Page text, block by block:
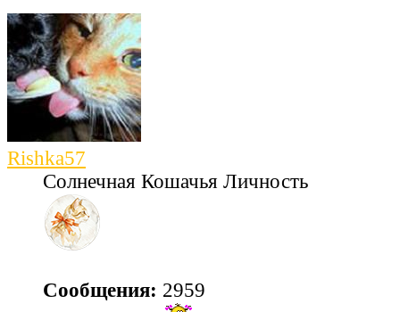
Rishka57
Солнечная Кошачья Личность
Сообщения: 2959